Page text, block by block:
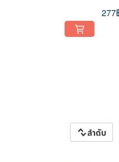
277
ลำดับ